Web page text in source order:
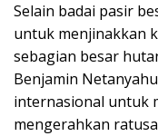
Selain badai pasir
untuk menjinakkan
sebagian besar
Benjamin
internasional untuk
mengerahkan